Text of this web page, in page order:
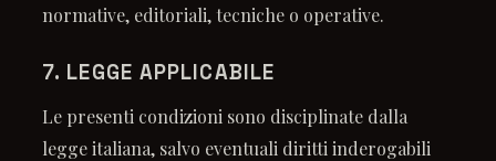
normative, editoriali, tecniche o operative.
7. LEGGE APPLICABILE
Le presenti condizioni sono disciplinate dalla
legge italiana, salvo eventuali diritti inderogabili